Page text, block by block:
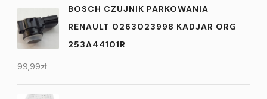
BOSCH CZUJNIK PARKOWANIA
RENAULT 0263023998 KADJAR ORG
253A44101R
99,99zł